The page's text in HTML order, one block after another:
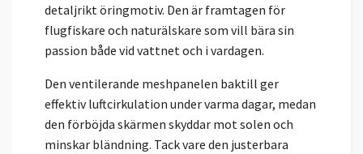
detaljrikt öringmotiv. Den är framtagen för
flugfiskare och naturälskare som vill bära sin
passion både vid vattnet och i vardagen.
Den ventilerande meshpanelen baktill ger
effektiv luftcirkulation under varma dagar, medan
den förböjda skärmen skyddar mot solen och
minskar bländning. Tack vare den justerbara